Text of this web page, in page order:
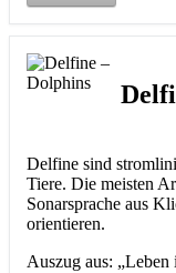
Delfine sind
Tiere. Die meisten
Sonarsprache aus
orientieren.
Auszug aus: